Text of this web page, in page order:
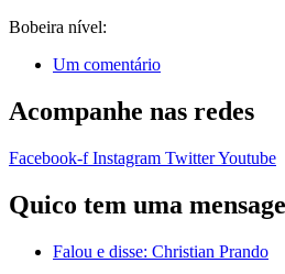
Bobeira nível:
Um comentário
Acompanhe nas redes
Facebook-f Instagram TwitterYoutube
Quico tem uma
Falou e disse: Christian Prando